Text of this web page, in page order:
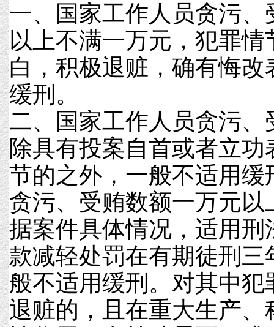
一、国家工作人员贪污
以上不满一万元，犯罪
白，积极退赃，确有悔
缓刑。
二、国家工作人员贪污
除具有投案自首或者立
节的之外，一般不适用缓
贪污、受贿数额一万元
据案件具体情况，适用刑
款减轻处罚在有期徒刑
般不适用缓刑。对其中
退赃的，且在重大生产